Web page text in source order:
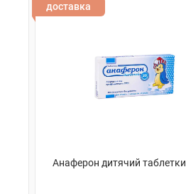
доставка
Анаферон дитячий